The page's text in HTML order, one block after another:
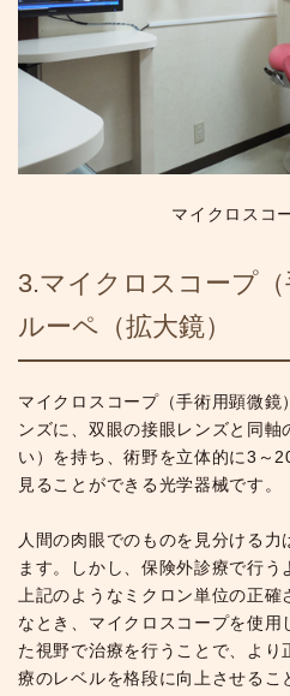
マイクロスコ
3.マイクロスコープ（
ルーペ（拡大鏡）
マイクロスコープ（手術用顕微
ンズに、双眼の接眼レンズと同軸
い）を持ち、術野を立体的に3～
見ることができる光学器械です。
人間の肉眼でのものを見分ける
ます。しかし、保険外診療で行
上記のようなミクロン単位の正確
なとき、マイクロスコープを使
た視野で治療を行うことで、よ
療のレベルを格段に向上させるこ